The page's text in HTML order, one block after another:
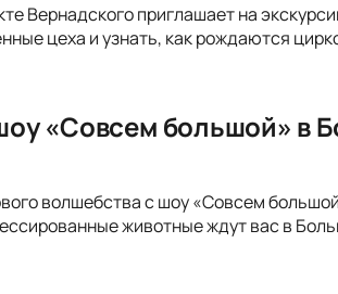
Вернадского приглашает на
цеха и узнать, как рождаются
«Совсем большой» в
волшебства с шоу «Совсем
животные ждут вас в